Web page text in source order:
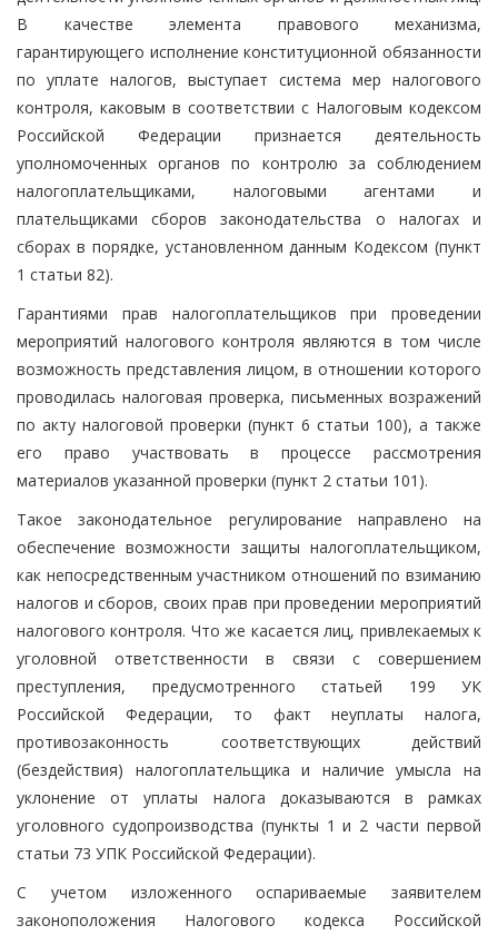
В качестве элемента правового механизма,
гарантирующего исполнение конституционной обязанности
по уплате налогов, выступает система мер налогового
контроля, каковым в соответствии с Налоговым кодексом
Российской Федерации признается деятельность
уполномоченных органов по контролю за соблюдением
налогоплательщиками, налоговыми агентами и
плательщиками сборов законодательства о налогах и
сборах в порядке, установленном данным Кодексом (пункт
1 статьи 82).
Гарантиями прав налогоплательщиков при проведении
мероприятий налогового контроля являются в том числе
возможность представления лицом, в отношении которого
проводилась налоговая проверка, письменных возражений
по акту налоговой проверки (пункт 6 статьи 100), а также
его право участвовать в процессе рассмотрения
материалов указанной проверки (пункт 2 статьи 101).
Такое законодательное регулирование направлено на
обеспечение возможности защиты налогоплательщиком,
как непосредственным участником отношений по взиманию
налогов и сборов, своих прав при проведении мероприятий
налогового контроля. Что же касается лиц, привлекаемых к
уголовной ответственности в связи с совершением
преступления, предусмотренного статьей 199 УК
Российской Федерации, то факт неуплаты налога,
противозаконность соответствующих действий
(бездействия) налогоплательщика и наличие умысла на
уклонение от уплаты налога доказываются в рамках
уголовного судопроизводства (пункты 1 и 2 части первой
статьи 73 УПК Российской Федерации).
С учетом изложенного оспариваемые заявителем
законоположения Налогового кодекса Российской